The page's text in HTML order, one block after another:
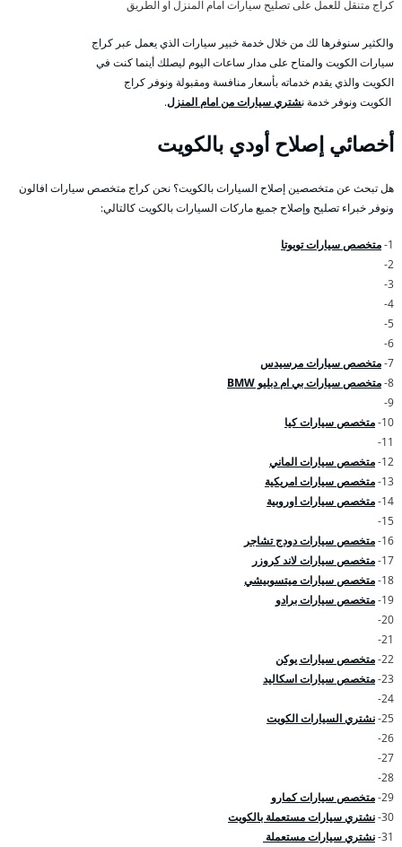
كراج متنقل للعمل على تصليح سيارات امام المنزل او الطريق
والكثير سنوفرها لك من خلال خدمة خبير سيارات الذي يعمل عبر كراج
سيارات الكويت والمتاح على مدار ساعات اليوم ليصلك أينما كنت في
الكويت والذي يقدم خدماته بأسعار منافسة ومقبولة ونوفر كراج
الكويت ونوفر خدمة نشتري سيارات من امام المنزل.
أخصائي إصلاح أودي بالكويت
هل تبحث عن متخصصين إصلاح السيارات بالكويت؟ نحن كراج متخصص سيارات افالون
ونوفر خبراء تصليح وإصلاح جميع ماركات السيارات بالكويت كالتالي:
1- متخصص سيارات تويوتا
2-
3-
4-
5-
6-
7- متخصص سيارات مرسيدس
8- متخصص سيارات بي ام دبليو BMW
9-
10- متخصص سيارات كيا
11-
12- متخصص سيارات الماني
13- متخصص سيارات امريكية
14- متخصص سيارات اوروبية
15-
16- متخصص سيارات دودج تشاجر
17- متخصص سيارات لاند كروزر
18- متخصص سيارات ميتسوبيشي
19- متخصص سيارات برادو
20-
21-
22- متخصص سيارات يوكن
23- متخصص سيارات اسكاليد
24-
25- نشتري السيارات الكويت
26-
27-
28-
29- متخصص سيارات كمارو
30- نشتري سيارات مستعملة بالكويت
31- نشتري سيارات مستعملة